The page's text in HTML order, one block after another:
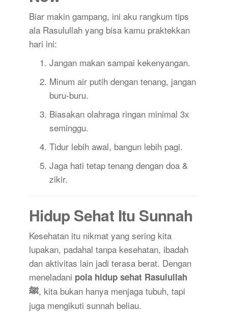
Biar makin gampang, ini aku rangkum tips
ala Rasulullah yang bisa kamu praktekkan
hari ini:
Jangan makan sampai kekenyangan.
Minum air putih dengan tenang, jangan
buru-buru.
Biasakan olahraga ringan minimal 3x
seminggu.
Tidur lebih awal, bangun lebih pagi.
Jaga hati tetap tenang dengan doa &
zikir.
Hidup Sehat Itu Sunnah
Kesehatan itu nikmat yang sering kita
lupakan, padahal tanpa kesehatan, ibadah
dan aktivitas lain jadi terasa berat. Dengan
meneladani pola hidup sehat Rasulullah
ﷺ, kita bukan hanya menjaga tubuh, tapi
juga mengikuti sunnah beliau.